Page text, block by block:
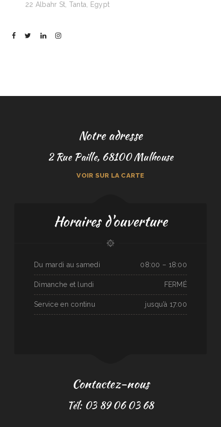
22 Albahr St, Tanta, Egypt
Notre adresse
2 Rue Paille, 68100 Mulhouse
VOIR SUR LA CARTE
Horaires d'ouverture
Du mardi au samedi 08:00 – 18:00
Dimanche et lundi FERMÉ
Service en continu jusqu’à 17:00
Contactez-nous
Tél: 03 89 06 03 68